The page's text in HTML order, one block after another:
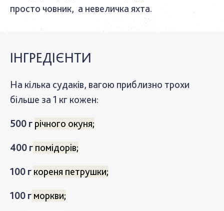
просто човник, а невеличка яхта.
ІНГРЕДІЄНТИ
На кілька судаків, вагою приблизно трохи
більше за 1 кг кожен:
500 г річного окуня;
400 г помідорів;
100 г кореня петрушки;
100 г моркви;